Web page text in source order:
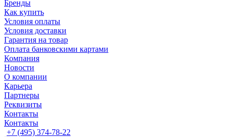
Бренды
Как купить
Условия оплаты
Условия доставки
Гарантия на товар
Оплата банковскими картами
Компания
Новости
О компании
Карьера
Партнеры
Реквизиты
Контакты
Контакты
+7 (495) 374-78-22